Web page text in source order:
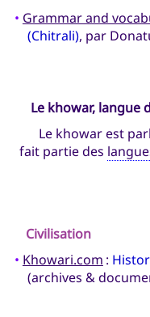
• Grammar and
(Chitrali), par
Le khowar, langue
Le khowar est
fait partie des
Civilisation
• Khowari.com :
(archives &